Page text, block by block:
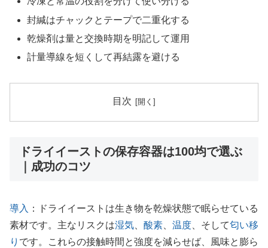
封緘はチャックとテープで二重化する
乾燥剤は量と交換時期を明記して運用
計量導線を短くして再結露を避ける
目次
ドライイーストの保存容器は100均で選ぶ
｜成功のコツ
導入 ：ドライイーストは生き物を乾燥状態で眠らせている
素材です。主なリスクは湿気 酸素 温度 、そして匂い移
り です。これらの接触時間と強度を減らせば、風味と膨ら